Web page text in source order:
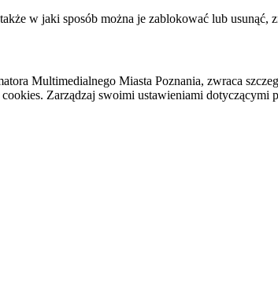
w jaki sposób można je zablokować lub usunąć,
Multimedialnego Miasta Poznania, zwraca
Zarządzaj swoimi ustawieniami